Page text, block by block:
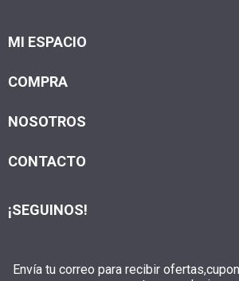
MI ESPACIO
COMPRA
NOSOTROS
CONTACTO
Envía tu correo para recibir
¡SEGUINOS!